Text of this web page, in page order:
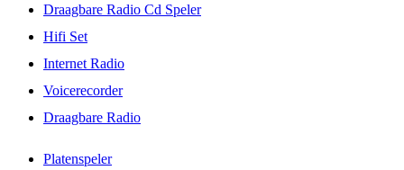
Draagbare Radio Cd Speler
Hifi Set
Internet Radio
Voicerecorder
Draagbare Radio
Platenspeler